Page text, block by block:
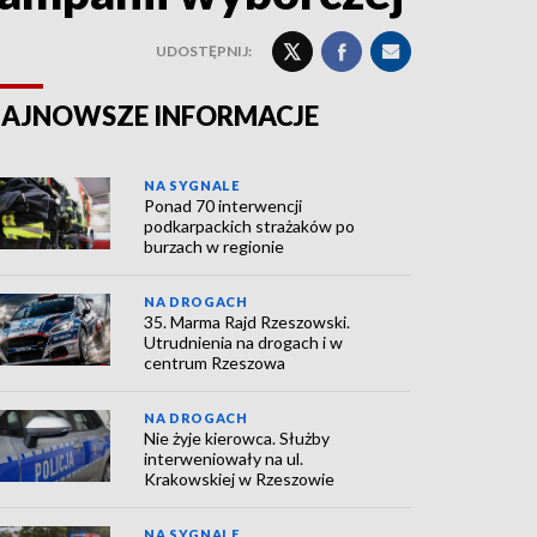
UDOSTĘPNIJ:
INFORMACJE
NA SYGNALE
Ponad 70 interwencji
podkarpackich strażaków po
burzach w regionie
NA DROGACH
35. Marma Rajd Rzeszowski.
Utrudnienia na drogach i w
centrum Rzeszowa
NA DROGACH
Nie żyje kierowca. Służby
interweniowały na ul.
Krakowskiej w Rzeszowie